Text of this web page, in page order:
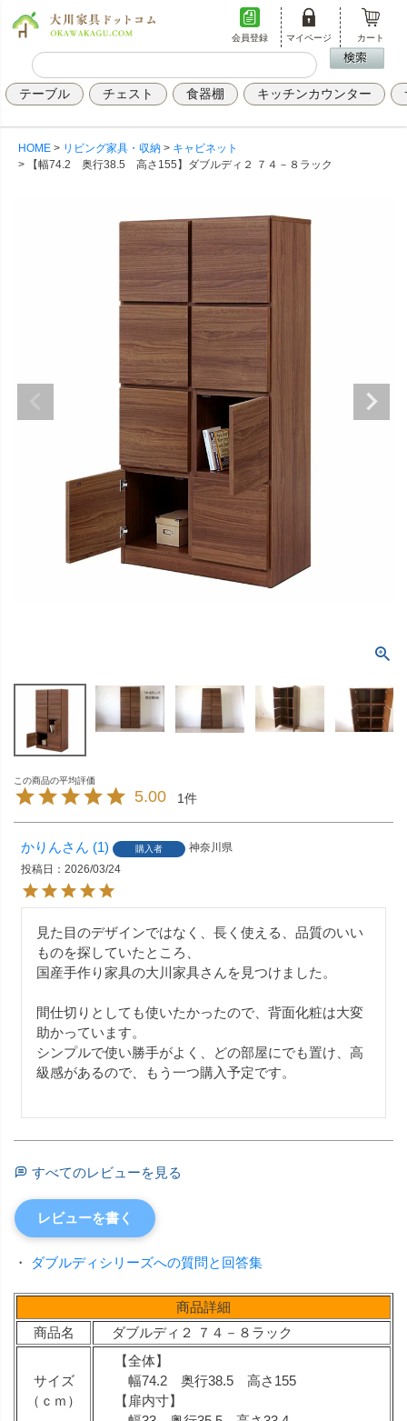
会員登録 マイページ カート
テーブル チェスト 食器棚 キッチンカウンター
HOME リビング家具・収納
キャビネット
【幅74.2 奥行38.5 高さ155】ダブルディ２ ７４－８ラック
5.00 1
かりん 1 購入者
神奈川県
投稿日
2026/03/24
見た目のデザインではなく、長く使える、品質のいい
ものを探していたところ、
国産手作り家具の大川家具さんを見つけました。
間仕切りとしても使いたかったので、背面化粧は大変
助かっています。
シンプルで使い勝手がよく、どの部屋にでも置け、高
級感があるので、もう一つ購入予定です。
すべてのレビューを見る
レビューを書く
・ ダブルディシリーズへの質問と回答集
商品詳細
商品名
ダブルディ２ ７４－８ラック
サイズ
（ｃｍ）
【全体】
幅74.2 奥行38.5 高さ155
【扉内寸】